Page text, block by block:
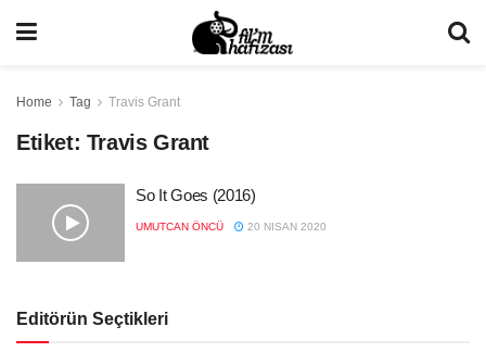
Home Tag Travis Grant
Etiket: Travis Grant
So It Goes (2016)
UMUTCAN ÖNCÜ 20 NISAN 2020
Editörün Seçtikleri